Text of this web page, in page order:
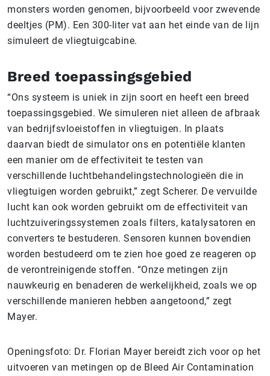
monsters worden genomen, bijvoorbeeld voor zwevende
deeltjes (PM). Een 300-liter vat aan het einde van de lijn
simuleert de vliegtuigcabine.
Breed toepassingsgebied
“Ons systeem is uniek in zijn soort en heeft een breed
toepassingsgebied. We simuleren niet alleen de afbraak
van bedrijfsvloeistoffen in vliegtuigen. In plaats
daarvan biedt de simulator ons en potentiële klanten
een manier om de effectiviteit te testen van
verschillende luchtbehandelingstechnologieën die in
vliegtuigen worden gebruikt,” zegt Scherer. De vervuilde
lucht kan ook worden gebruikt om de effectiviteit van
luchtzuiveringssystemen zoals filters, katalysatoren en
converters te bestuderen. Sensoren kunnen bovendien
worden bestudeerd om te zien hoe goed ze reageren op
de verontreinigende stoffen. “Onze metingen zijn
nauwkeurig en benaderen de werkelijkheid, zoals we op
verschillende manieren hebben aangetoond,” zegt
Mayer.
Openingsfoto: Dr. Florian Mayer bereidt zich voor op het
uitvoeren van metingen op de Bleed Air Contamination